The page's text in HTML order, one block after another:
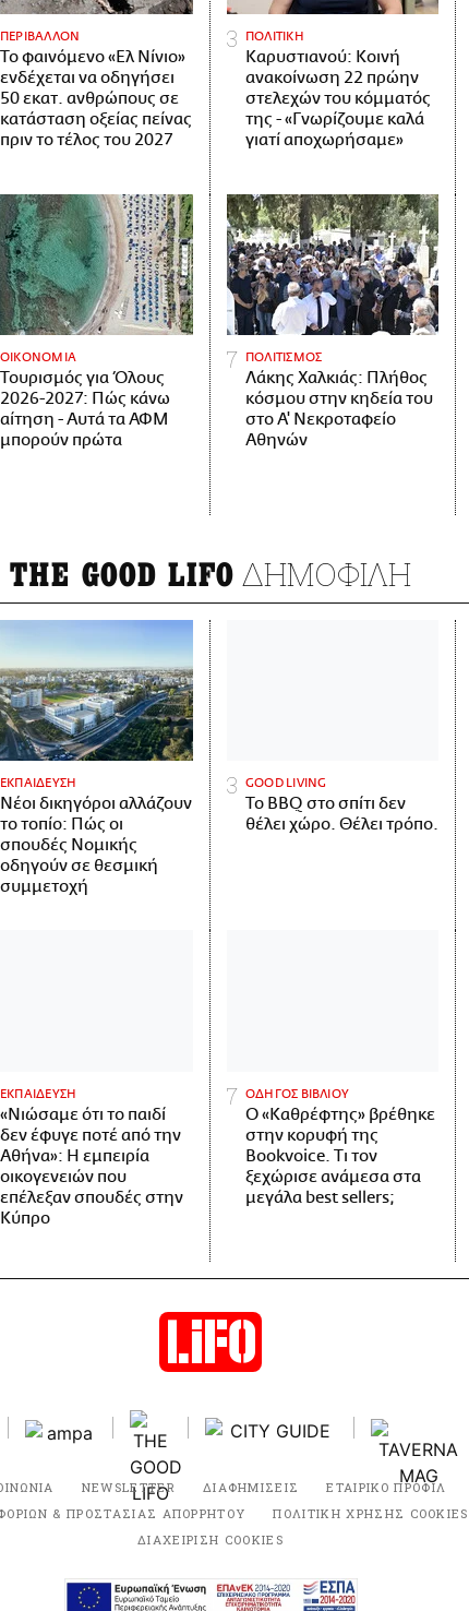
ΠΕΡΙΒΑΛΛΟΝ
Το φαινόμενο «Ελ Νίνιο»
ενδέχεται να οδηγήσει
50 εκατ. ανθρώπους σε
κατάσταση οξείας πείνας
πριν το τέλος του 2027
ΠΟΛΙΤΙΚΗ
Καρυστιανού: Κοινή
ανακοίνωση 22 πρώην
στελεχών του κόμματός
της - «Γνωρίζουμε καλά
γιατί αποχωρήσαμε»
ΟΙΚΟΝΟΜΙΑ
Τουρισμός για Όλους
2026-2027: Πώς κάνω
αίτηση - Αυτά τα ΑΦΜ
μπορούν πρώτα
ΠΟΛΙΤΙΣΜΟΣ
Λάκης Χαλκιάς: Πλήθος
κόσμου στην κηδεία του
στο Α' Νεκροταφείο
Αθηνών
THE GOOD LIFO ΔΗΜΟΦΙΛΗ
ΕΚΠΑΙΔΕΥΣΗ
Νέοι δικηγόροι αλλάζουν
το τοπίο: Πώς οι
σπουδές Νομικής
οδηγούν σε θεσμική
συμμετοχή
GOOD LIVING
Το BBQ στο σπίτι δεν
θέλει χώρο. Θέλει τρόπο.
ΕΚΠΑΙΔΕΥΣΗ
«Νιώσαμε ότι το παιδί
δεν έφυγε ποτέ από την
Αθήνα»: Η εμπειρία
οικογενειών που
επέλεξαν σπουδές στην
Κύπρο
ΟΔΗΓΟΣ ΒΙΒΛΙΟΥ
Ο «Καθρέφτης» βρέθηκε
στην κορυφή της
Bookvoice. Τι τον
ξεχώρισε ανάμεσα στα
μεγάλα best sellers;
NEWSLETTER ΔΙΑΦΗΜΙΣΕΙΣ ΕΤΑΙΡΙΚΟ ΠΡΟΦΙΛ
& ΠΡΟΣΤΑΣΙΑΣ ΑΠΟΡΡΗΤΟΥ
ΠΟΛΙΤΙΚΗ ΧΡΗΣΗΣ COOKIES
ΔΙΑΧΕΙΡΙΣΗ COOKIES